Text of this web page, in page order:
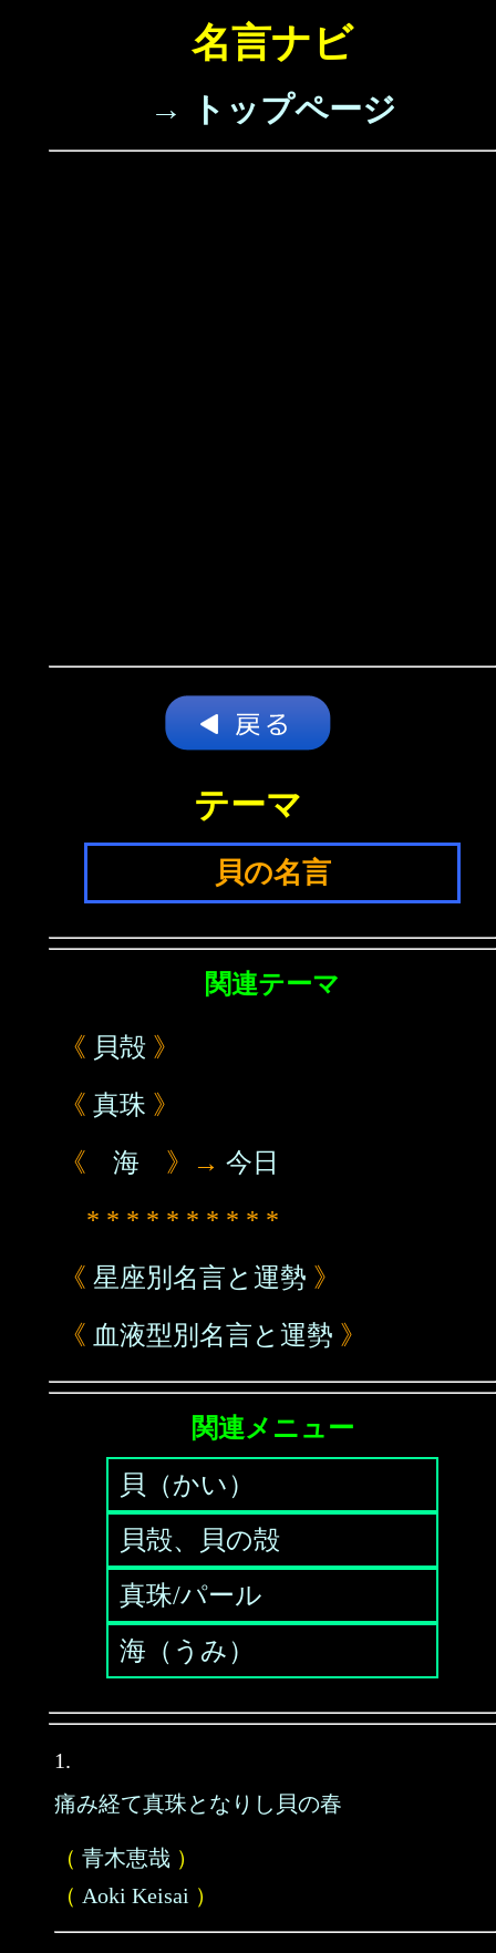
名言ナビ
→ トップページ
テーマ
貝の名言
関連テーマ
《 貝殻 》
《 真珠 》
《 海 》→ 今日
* * * * * * * * * *
《 星座別名言と運勢 》
《 血液型別名言と運勢 》
関連メニュー
貝（かい）
貝殻、貝の殻
真珠/パール
海（うみ）
1.
痛み経て真珠となりし貝の春
（ 青木恵哉 ）
（ Aoki Keisai ）